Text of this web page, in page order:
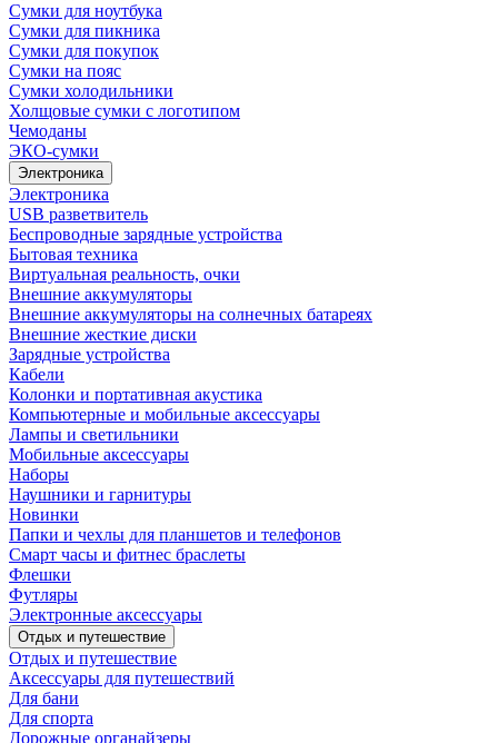
Сумки для ноутбука
Сумки для пикника
Сумки для покупок
Сумки на пояс
Сумки холодильники
Холщовые сумки с логотипом
Чемоданы
ЭКО-сумки
Электроника
Электроника
USB разветвитель
Беспроводные зарядные устройства
Бытовая техника
Виртуальная реальность, очки
Внешние аккумуляторы
Внешние аккумуляторы на солнечных батареях
Внешние жесткие диски
Зарядные устройства
Кабели
Колонки и портативная акустика
Компьютерные и мобильные аксессуары
Лампы и светильники
Мобильные аксессуары
Наборы
Наушники и гарнитуры
Новинки
Папки и чехлы для планшетов и телефонов
Смарт часы и фитнес браслеты
Флешки
Футляры
Электронные аксессуары
Отдых и путешествие
Отдых и путешествие
Аксессуары для путешествий
Для бани
Для спорта
Дорожные органайзеры